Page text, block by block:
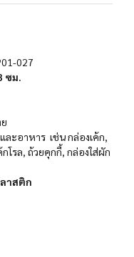
027
ซม.
ะอาหาร เช่น กล่องเค้ก,
โรล, ถ้วยคุกกี้, กล่องใส่ผัก
าสติก